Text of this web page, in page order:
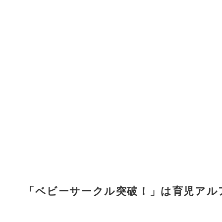
「ベビーサークル突破！」は育児アル